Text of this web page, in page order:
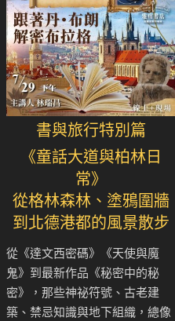
書與旅行特別篇
《童話大道與柏林日
常》
從格林森林、塗鴉圍牆
到北德港都的風景散步
從《達文西密碼》《天使與魔
鬼》到最新作品《秘密中的秘
密》，那些神祕符號、古老建
築、禁忌知識與地下組織，總像